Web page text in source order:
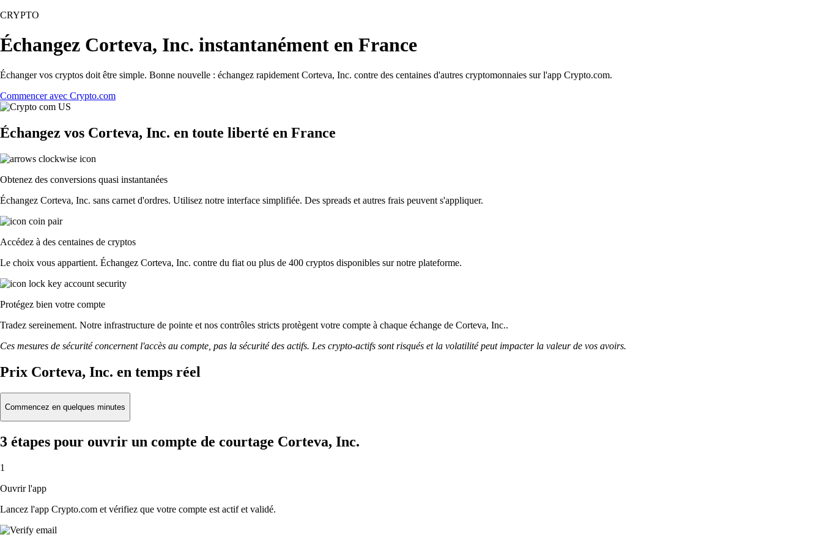
CRYPTO
Échangez Corteva, Inc. instantanément en France
Échanger vos cryptos doit être simple. Bonne nouvelle : échangez rapidement Corteva, Inc. contre des centaines d'autres cryptomonnaies sur l'app Crypto.com.
Commencer avec Crypto.com
Échangez vos Corteva, Inc. en toute liberté en France
Obtenez des conversions quasi instantanées
Échangez Corteva, Inc. sans carnet d'ordres. Utilisez notre interface simplifiée. Des spreads et autres frais peuvent s'appliquer.
Accédez à des centaines de cryptos
Le choix vous appartient. Échangez Corteva, Inc. contre du fiat ou plus de 400 cryptos disponibles sur notre plateforme.
Protégez bien votre compte
Tradez sereinement. Notre infrastructure de pointe et nos contrôles stricts protègent votre compte à chaque échange de Corteva, Inc..
Ces mesures de sécurité concernent l'accès au compte, pas la sécurité des actifs. Les crypto-actifs sont risqués et la volatilité peut impacter la valeur de vos avoirs.
Prix Corteva, Inc. en temps réel
Commencez en quelques minutes
3 étapes pour ouvrir un compte de courtage Corteva, Inc.
1
Ouvrir l'app
Lancez l'app Crypto.com et vérifiez que votre compte est actif et validé.